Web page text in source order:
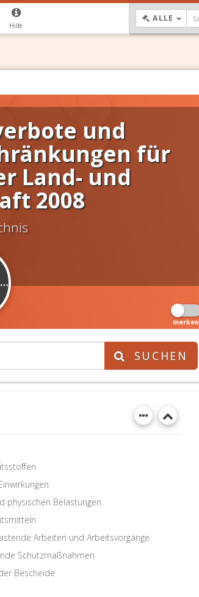
Hilfe
ALLE
und
für
Land- und
2008
JB-VOLuFw 2008
merken
SUCHEN
physischen Belastungen
Arbeiten und Arbeitsvorgänge
Schutzmaßnahmen
Bescheide